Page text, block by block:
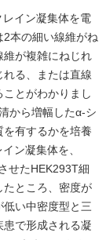
イン凝集体を電
本の細い線維がね
維が複雑にねじれ
る、または直線
とがわかりまし
から増幅したα-シ
有するかを培養
ン凝集体を、
せたHEK293T細
たところ、密度が
い中密度型と三
で形成される凝